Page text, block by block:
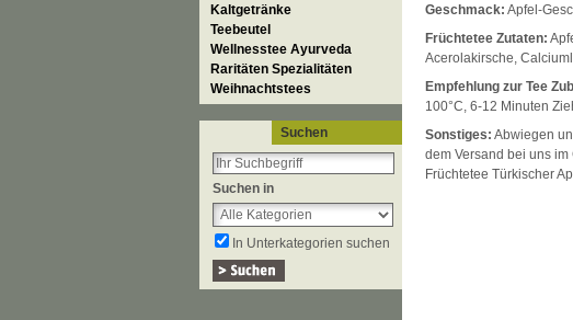
Kaltgetränke
Teebeutel
Wellnesstee Ayurveda
Raritäten Spezialitäten
Weihnachtstees
Suchen
Suchen in
In Unterkategorien suchen
Geschmack: Apfel-
Früchtetee Zutaten:
Acerolakirsche,
Empfehlung zur Tee
100°C, 6-12 Minuten
Sonstiges: Abwiegen
dem Versand bei uns im
Früchtetee Türkischer